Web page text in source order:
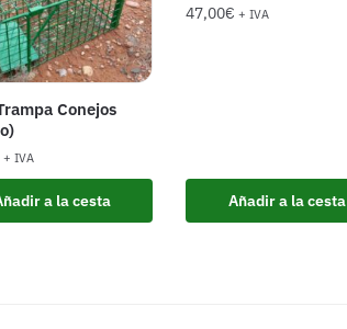
Conejos
+ IVA
a la cesta
47,00€ + IVA
Añadir a la cesta